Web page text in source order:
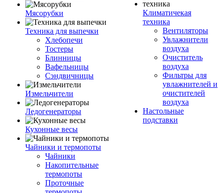
Мясорубки
Техника для выпечки
Хлебопечи
Тостеры
Блинницы
Вафельницы
Сэндвичницы
Измельчители
Ледогенераторы
Кухонные весы
Чайники и термопоты
Чайники
Накопительные
термопоты
Проточные
Климатичекая
техника
Вентиляторы
Увлажнители
воздуха
Очиститель
воздуха
Фильтры для
увлажнителей и
очистителей
воздуха
Настольные
подставки